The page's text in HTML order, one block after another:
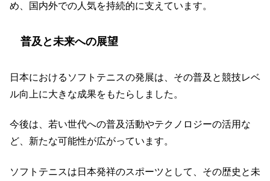
め、国内外での人気を持続的に支えています。
普及と未来への展望
日本におけるソフトテニスの発展は、その普及と競技レベ
ル向上に大きな成果をもたらしました。
今後は、若い世代への普及活動やテクノロジーの活用な
ど、新たな可能性が広がっています。
ソフトテニスは日本発祥のスポーツとして、その歴史と未